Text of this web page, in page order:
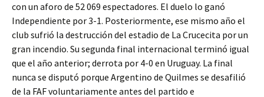
con un aforo de 52 069 espectadores. El duelo lo ganó
Independiente por 3-1. Posteriormente, ese mismo año el
club sufrió la destrucción del estadio de La Crucecita por un
gran incendio. Su segunda final internacional terminó igual
que el año anterior; derrota por 4-0 en Uruguay. La final
nunca se disputó porque Argentino de Quilmes se desafilió
de la FAF voluntariamente antes del partido e